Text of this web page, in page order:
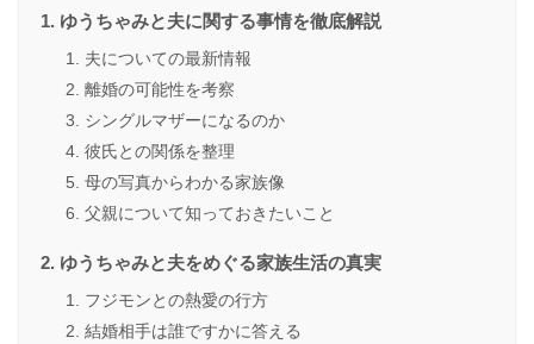
ゆうちゃみと夫に関する事情を徹底解説
夫についての最新情報
離婚の可能性を考察
シングルマザーになるのか
彼氏との関係を整理
母の写真からわかる家族像
父親について知っておきたいこと
ゆうちゃみと夫をめぐる家族生活の真実
フジモンとの熱愛の行方
結婚相手は誰ですかに答える